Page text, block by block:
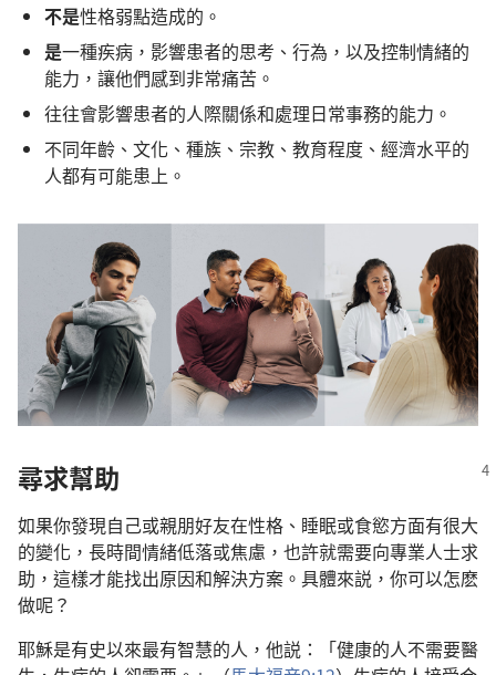
不是性格弱點造成的。
是一種疾病，影響患者的思考、行為，以及控制情緒的
能力，讓他們感到非常痛苦。
往往會影響患者的人際關係和處理日常事務的能力。
不同年齡、文化、種族、宗教、教育程度、經濟水平的
人都有可能患上。
尋求幫助
如果你發現自己或親朋好友在性格、睡眠或食慾方面有很大
的變化，長時間情緒低落或焦慮，也許就需要向專業人士求
助，這樣才能找出原因和解決方案。具體來説，你可以怎麽
做呢？
耶穌是有史以來最有智慧的人，他説：「健康的人不需要醫